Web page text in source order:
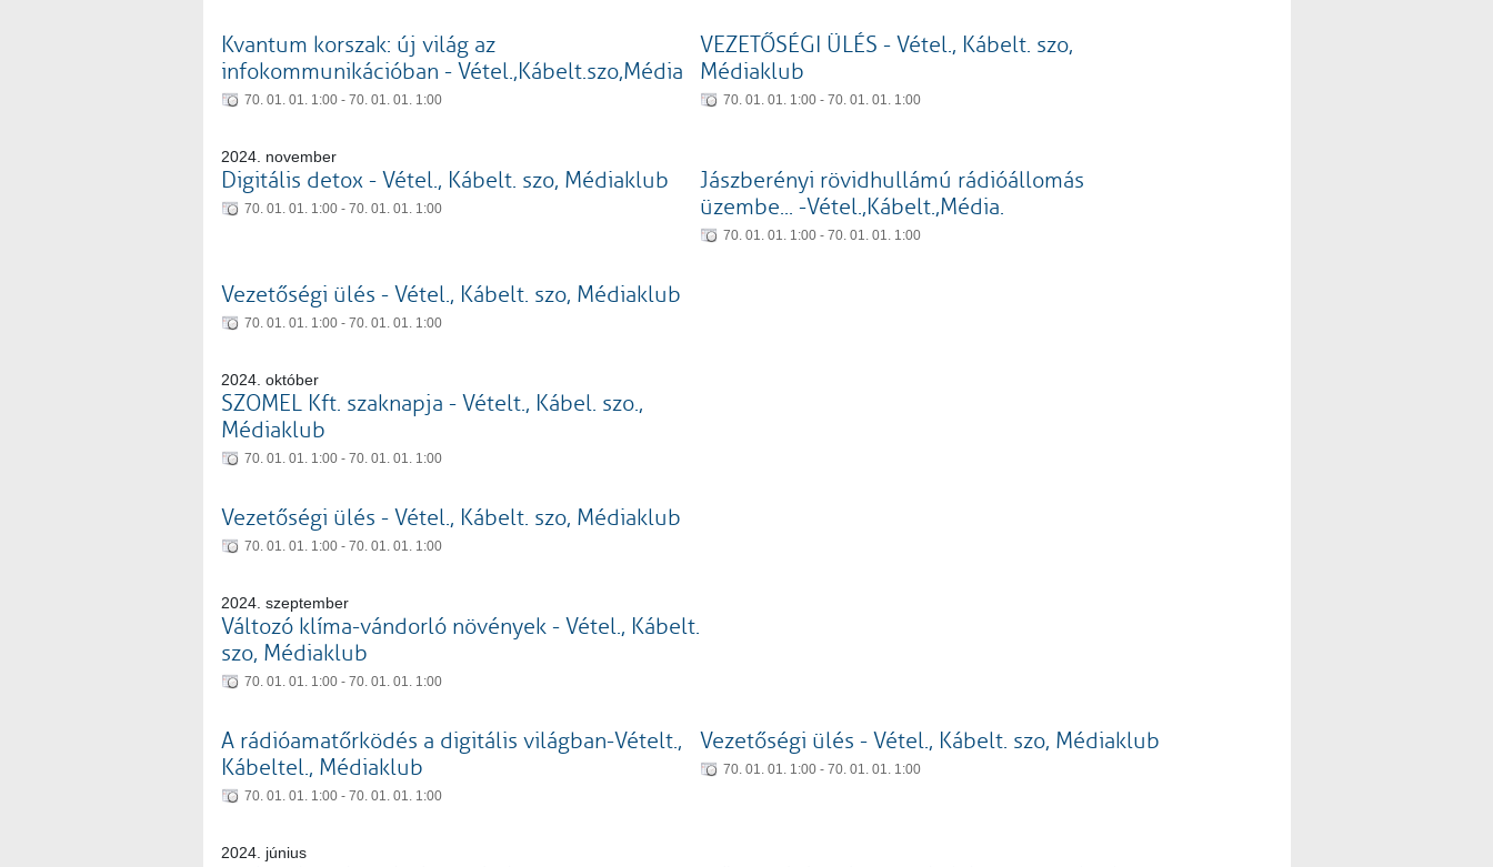
Kvantum korszak: új világ az
infokommunikációban - Vétel.,Kábelt.szo,Média
70. 01. 01. 1:00 - 70. 01. 01. 1:00
VEZETŐSÉGI ÜLÉS - Vétel., Kábelt. szo,
Médiaklub
70. 01. 01. 1:00 - 70. 01. 01. 1:00
2024. november
Digitális detox - Vétel., Kábelt. szo, Médiaklub
70. 01. 01. 1:00 - 70. 01. 01. 1:00
Jászberényi rövidhullámú rádióállomás
üzembe... -Vétel.,Kábelt.,Média.
70. 01. 01. 1:00 - 70. 01. 01. 1:00
Vezetőségi ülés - Vétel., Kábelt. szo, Médiaklub
70. 01. 01. 1:00 - 70. 01. 01. 1:00
2024. október
SZOMEL Kft. szaknapja - Vételt., Kábel. szo.,
Médiaklub
70. 01. 01. 1:00 - 70. 01. 01. 1:00
Vezetőségi ülés - Vétel., Kábelt. szo, Médiaklub
70. 01. 01. 1:00 - 70. 01. 01. 1:00
2024. szeptember
Változó klíma-vándorló növények - Vétel., Kábelt.
szo, Médiaklub
70. 01. 01. 1:00 - 70. 01. 01. 1:00
A rádióamatőrködés a digitális világban-Vételt.,
Kábeltel., Médiaklub
70. 01. 01. 1:00 - 70. 01. 01. 1:00
Vezetőségi ülés - Vétel., Kábelt. szo, Médiaklub
70. 01. 01. 1:00 - 70. 01. 01. 1:00
2024. június